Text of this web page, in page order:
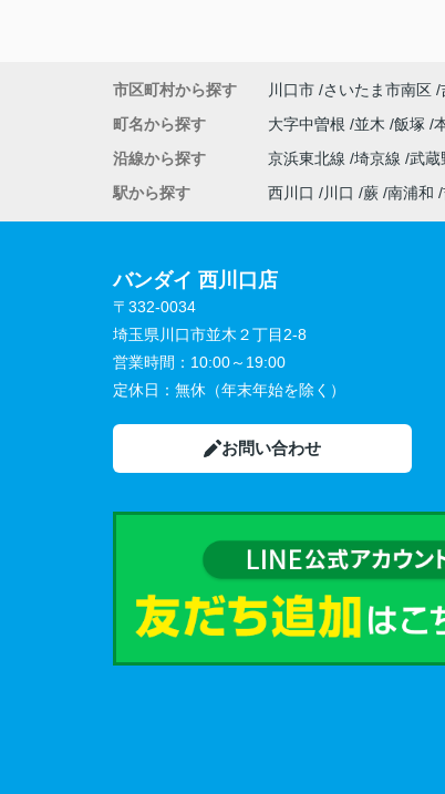
市区町村から探す 川口市 さいたま市南区
町名から探す
大字中曽根 並木 飯塚
沿線から探す
京浜東北線 埼京線 武蔵
駅から探す
西川口 川口 蕨 南浦和
バンダイ 西川口店
〒332-0034
埼玉県川口市並木２丁目2-8
営業時間： 10:00～19:00
定休日： 無休（年末年始を除く）
お問い合わせ